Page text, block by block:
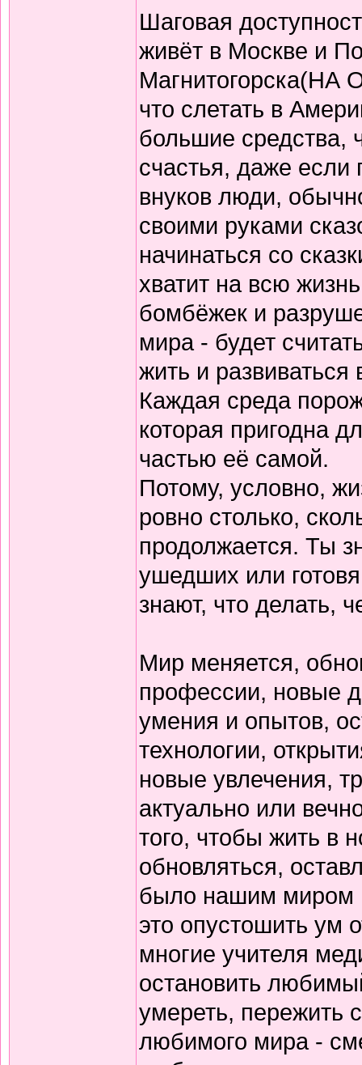
Шаговая
живёт в Москве и
Магнитогорска(НА
что слетать в
большие средства,
счастья, даже если
внуков люди,
своими руками
начинаться со
хватит на всю
бомбёжек и
мира - будет
жить и
Каждая среда
которая пригодна
частью её самой.
Потому, условно,
ровно столько,
продолжается. Ты
ушедших или
знают, что делать,
Мир меняется,
профессии, новые
умения и опытов,
технологии,
новые увлечения,
актуально или
того, чтобы жить в
обновляться,
было нашим миром
это опустошить ум
многие учителя
остановить
умереть, пережить
любимого мира -